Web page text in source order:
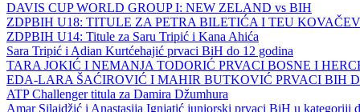
DAVIS CUP WORLD GROUP I: NEW ZELAND vs BIH
ZDPBIH U18: TITULE ZA PETRA BILETIĆA I TEU
ZDPBIH U14: Titule za Saru Tripić i Kana Ahića
Sara Tripić i Adian Kurtćehajić prvaci BiH do 12 godina
TARA JOKIĆ I NEMANJA TODORIĆ PRVACI BOSNE I
EDA-LARA ŠAĆIROVIĆ I MAHIR BUTKOVIĆ PRVACI BIH
ATP Challenger titula za Damira Džumhura
Amar Silajdžić i Anastasija Ignjatić juniorski prvaci BiH u kategoriji